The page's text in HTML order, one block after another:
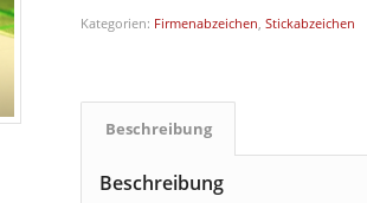
Kategorien: Firmenabzeichen,Stickabzeichen
Beschreibung
Beschreibung